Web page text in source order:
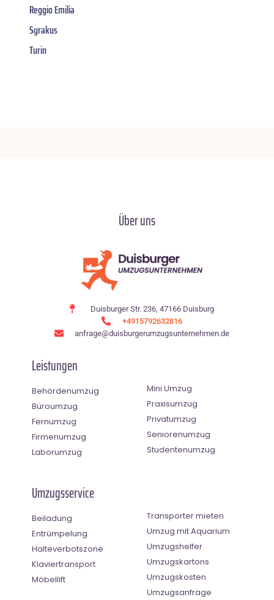
Reggio Emilia
Syrakus
Turin
Über uns
Duisburger Str. 236, 47166 Duisburg
+4915792632816
anfrage@duisburgerumzugsunternehmen.de
Leistungen
Behördenumzug
Büroumzug
Fernumzug
Firmenumzug
Laborumzug
Mini Umzug
Praxisumzug
Privatumzug
Seniorenumzug
Studentenumzug
Umzugsservice
Beiladung
Entrümpelung
Halteverbotszone
Klaviertransport
Möbellift
Transporter mieten
Umzug mit Aquarium
Umzugshelfer
Umzugskartons
Umzugskosten
Umzugsanfrage